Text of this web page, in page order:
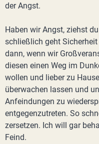
der Angst.
Haben wir Angst, ziehst
schließlich geht
dann, wenn wir
diesen einen Weg im
wollen und lieber zu
überwachen lassen und
Anfeindungen zu
entgegenzutreten. So
zersetzen. Ich will gar
Feind.